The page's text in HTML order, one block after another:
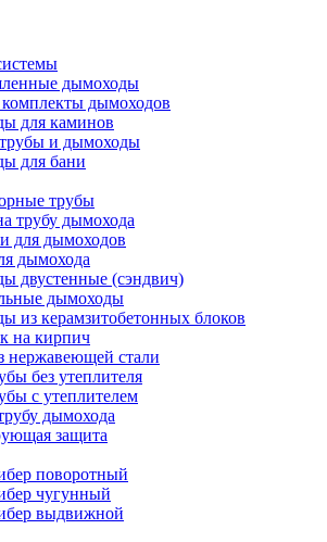
дымоходы
дымоходов
для каминов
и дымоходы
для бани
трубы
трубу дымохода
для дымоходов
дымохода
двустенные (сэндвич)
дымоходы
из керамзитобетонных блоков
на кирпич
нержавеющей стали
без утеплителя
с утеплителем
дымохода
защита
поворотный
чугунный
выдвижной